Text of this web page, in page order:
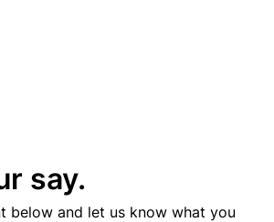
say.
below and let us know what you